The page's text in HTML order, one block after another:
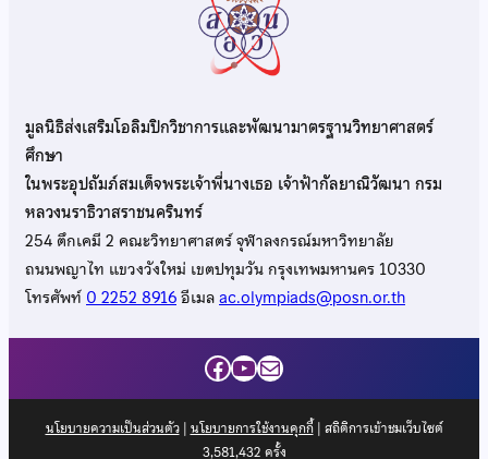
มูลนิธิส่งเสริมโอลิมปิกวิชาการและพัฒนามาตรฐานวิทยาศาสตร์
ศึกษา
ในพระอุปถัมภ์สมเด็จพระเจ้าพี่นางเธอ เจ้าฟ้ากัลยาณิวัฒนา กรม
หลวงนราธิวาสราชนครินทร์
254 ตึกเคมี 2 คณะวิทยาศาสตร์ จุฬาลงกรณ์มหาวิทยาลัย
ถนนพญาไท แขวงวังใหม่ เขตปทุมวัน กรุงเทพมหานคร 10330
โทรศัพท์0 2252 8916อีเมลac.olympiads@posn.or.th
Facebook
YouTube
Mail
นโยบายความเป็นส่วนตัว| นโยบายการใช้งานคุกกี้| สถิติการเข้าชมเว็บไซต์
3,581,432 ครั้ง